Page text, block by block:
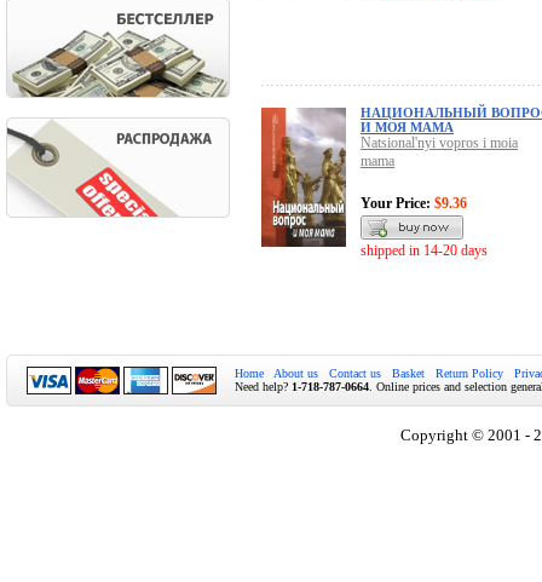
НАЦИОНАЛЬНЫЙ
И МОЯ МАМА
Natsional'nyi vopros i moia
mama
Your Price: $9.36
shipped in 14-20 days
Home About us Contact us Basket Return Policy
Need help? 1-718-787-0664 . Online prices and selection
Copyright © 2001 -